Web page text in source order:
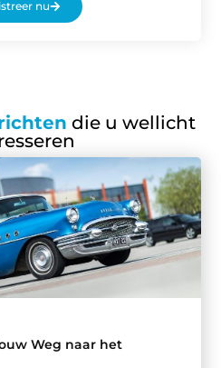
nu
die u wellicht
Weg naar het